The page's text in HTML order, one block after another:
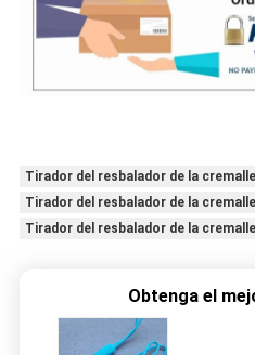
Tirador del resbalador de la
Tirador del resbalador de la
Tirador del resbalador de la
Obtenga el